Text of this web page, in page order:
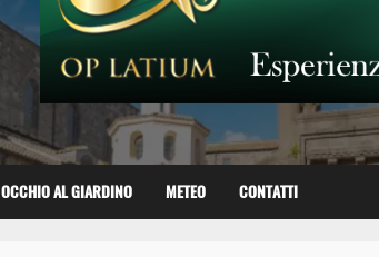
OCCHIO AL GIARDINO METEO CONTATTI